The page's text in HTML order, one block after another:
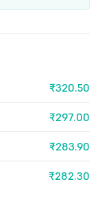
₹320.50
₹297.00
₹283.90
₹282.30